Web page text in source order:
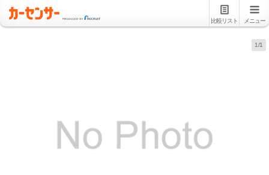
比較リスト メニュー
1/1